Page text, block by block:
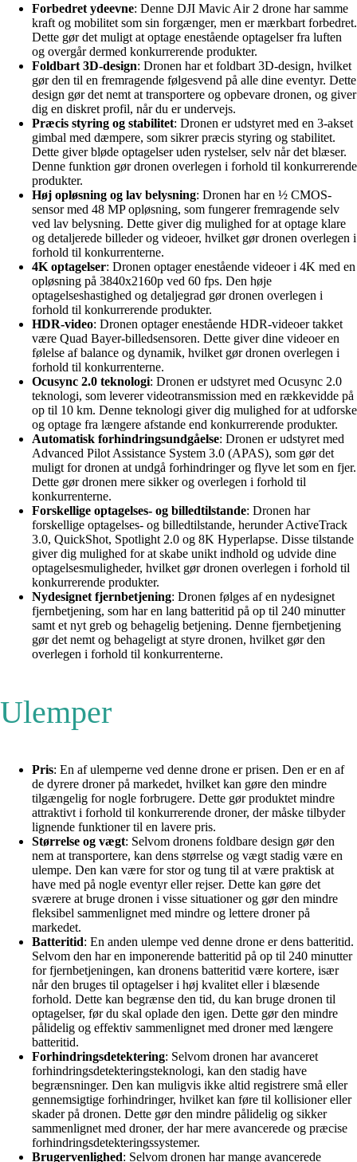
Forbedret ydeevne: Denne DJI Mavic Air 2 drone har samme
kraft og mobilitet som sin forgænger, men er mærkbart forbedret.
Dette gør det muligt at optage enestående optagelser fra luften
og overgår dermed konkurrerende produkter.
Foldbart 3D-design: Dronen har et foldbart 3D-design, hvilket
gør den til en fremragende følgesvend på alle dine eventyr. Dette
design gør det nemt at transportere og opbevare dronen, og giver
dig en diskret profil, når du er undervejs.
Præcis styring og stabilitet: Dronen er udstyret med en 3-akset
gimbal med dæmpere, som sikrer præcis styring og stabilitet.
Dette giver bløde optagelser uden rystelser, selv når det blæser.
Denne funktion gør dronen overlegen i forhold til konkurrerende
produkter.
Høj opløsning og lav belysning: Dronen har en ½ CMOS-
sensor med 48 MP opløsning, som fungerer fremragende selv
ved lav belysning. Dette giver dig mulighed for at optage klare
og detaljerede billeder og videoer, hvilket gør dronen overlegen i
forhold til konkurrenterne.
4K optagelser: Dronen optager enestående videoer i 4K med en
opløsning på 3840x2160p ved 60 fps. Den høje
optagelseshastighed og detaljegrad gør dronen overlegen i
forhold til konkurrerende produkter.
HDR-video: Dronen optager enestående HDR-videoer takket
være Quad Bayer-billedsensoren. Dette giver dine videoer en
følelse af balance og dynamik, hvilket gør dronen overlegen i
forhold til konkurrenterne.
Ocusync 2.0 teknologi: Dronen er udstyret med Ocusync 2.0
teknologi, som leverer videotransmission med en rækkevidde på
op til 10 km. Denne teknologi giver dig mulighed for at udforske
og optage fra længere afstande end konkurrerende produkter.
Automatisk forhindringsundgåelse: Dronen er udstyret med
Advanced Pilot Assistance System 3.0 (APAS), som gør det
muligt for dronen at undgå forhindringer og flyve let som en fjer.
Dette gør dronen mere sikker og overlegen i forhold til
konkurrenterne.
Forskellige optagelses- og billedtilstande: Dronen har
forskellige optagelses- og billedtilstande, herunder ActiveTrack
3.0, QuickShot, Spotlight 2.0 og 8K Hyperlapse. Disse tilstande
giver dig mulighed for at skabe unikt indhold og udvide dine
optagelsesmuligheder, hvilket gør dronen overlegen i forhold til
konkurrerende produkter.
Nydesignet fjernbetjening: Dronen følges af en nydesignet
fjernbetjening, som har en lang batteritid på op til 240 minutter
samt et nyt greb og behagelig betjening. Denne fjernbetjening
gør det nemt og behageligt at styre dronen, hvilket gør den
overlegen i forhold til konkurrenterne.
Ulemper
Pris: En af ulemperne ved denne drone er prisen. Den er en af
de dyrere droner på markedet, hvilket kan gøre den mindre
tilgængelig for nogle forbrugere. Dette gør produktet mindre
attraktivt i forhold til konkurrerende droner, der måske tilbyder
lignende funktioner til en lavere pris.
Størrelse og vægt: Selvom dronens foldbare design gør den
nem at transportere, kan dens størrelse og vægt stadig være en
ulempe. Den kan være for stor og tung til at være praktisk at
have med på nogle eventyr eller rejser. Dette kan gøre det
sværere at bruge dronen i visse situationer og gør den mindre
fleksibel sammenlignet med mindre og lettere droner på
markedet.
Batteritid: En anden ulempe ved denne drone er dens batteritid.
Selvom den har en imponerende batteritid på op til 240 minutter
for fjernbetjeningen, kan dronens batteritid være kortere, især
når den bruges til optagelser i høj kvalitet eller i blæsende
forhold. Dette kan begrænse den tid, du kan bruge dronen til
optagelser, før du skal oplade den igen. Dette gør den mindre
pålidelig og effektiv sammenlignet med droner med længere
batteritid.
Forhindringsdetektering: Selvom dronen har avanceret
forhindringsdetekteringsteknologi, kan den stadig have
begrænsninger. Den kan muligvis ikke altid registrere små eller
gennemsigtige forhindringer, hvilket kan føre til kollisioner eller
skader på dronen. Dette gør den mindre pålidelig og sikker
sammenlignet med droner, der har mere avancerede og præcise
forhindringsdetekteringssystemer.
Brugervenlighed: Selvom dronen har mange avancerede